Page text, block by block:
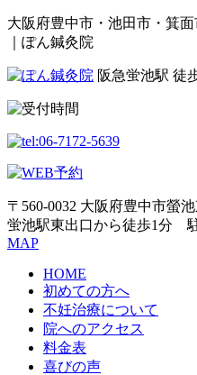
大阪府豊中市・池田市・箕
｜ぽん鍼灸院
阪急蛍池駅 徒
〒560-0032 大阪府豊中市螢
蛍池駅東出口から徒歩1分
MAP
HOME
初めての方へ
不妊治療について
院へのアクセス
料金表
喜びの声